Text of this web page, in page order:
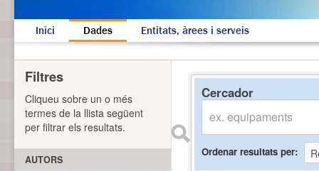
Inici Dades Entitats, àrees i serveis
Cercador
Ordenar resultats per
Filtres
Cliqueu sobre un o més
termes de la llista següent
per filtrar els resultats.
AUTORS